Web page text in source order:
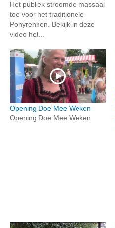
Het publiek stroomde massaal
toe voor het traditionele
Ponyrennen. Bekijk in deze
video het...
Opening Doe Mee Weken
Opening Doe Mee Weken